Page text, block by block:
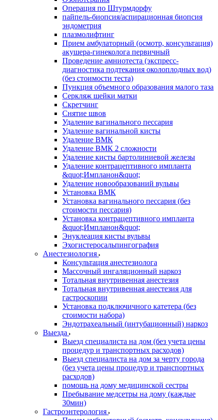
Операция по Штурмдорфу
пайпель-биопсия/аспирационная биопсия
эндометрия
плазмолифтинг
Прием амбулаторный (осмотр, консультация)
акушера-гинеколога первичный
Проведение амниотеста (экспресс-
диагностика подтекания околоплодных вод)
(без стоимости теста)
Пункция объемного образования малого таза
Серкляж шейки матки
Скретчинг
Снятие швов
Удаление вагинального пессария
Удаление вагинальной кисты
Удаление ВМК
Удаление ВМК 2 сложности
Удаление кисты бартолиниевой железы
Удаление контрацептивного импланта
&quot;Импланон&quot;
Удаление новообразований вульвы
Установка ВМК
Установка вагинального пессария (без
стоимости пессария)
Установка контрацептивного импланта
&quot;Импланон&quot;
Энуклеация кисты вульвы
Эхогистеросальпингография
Анестезиология
Консультация анестезиолога
Массочный ингаляционный наркоз
Тотальная внутривенная анестезия
Тотальная внутривенная анестезия для
гастроскопии
Установка подключичного катетера (без
стоимости набора)
Эндотрахеальный (интубационный) наркоз
Выезда
Выезд специалиста на дом (без учета цены
процедур и транспортных расходов)
Выезд специалиста на дом за черту города
(без учета цены процедур и транспортных
расходов)
помощь на дому медицинской сестры
Пребывание медсетры на дому (каждые
30мин)
Гастроэнтерология